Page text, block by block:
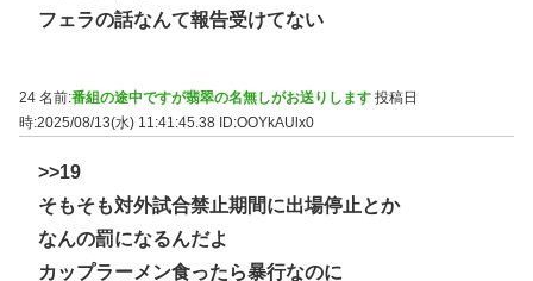
フェラの話なんて報告受けてない
24 名前:番組の途中ですが翡翠の名無しがお送りします 投稿日
時:2025/08/13(水) 11:41:45.38 ID:OOYkAUlx0
>>19
そもそも対外試合禁止期間に出場停止とか
なんの罰になるんだよ
カップラーメン食ったら暴行なのに